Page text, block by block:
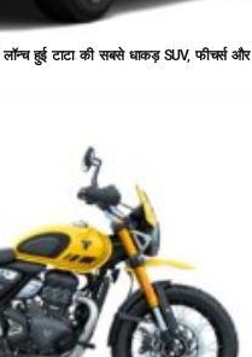
हुई टाटा की सबसे धाकड़ SUV, फीचर्स